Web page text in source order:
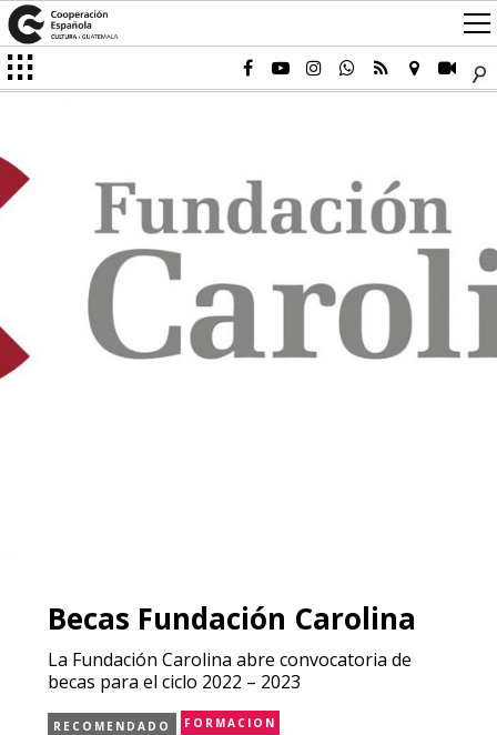
Becas Fundación Carolina
La Fundación Carolina abre convocatoria de
becas para el ciclo 2022 – 2023
RECOMENDADO FORMACION